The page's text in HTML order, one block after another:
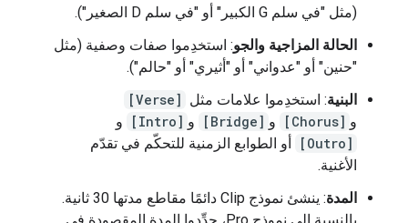
(مثل "في سلم G الكبير" أو "في سلم D الصغير").
الحالة المزاجية والجو: استخدِموا صفات وصفية (مثل
"حنين" أو "عدواني" أو "أثيري" أو "حالم").
البنية: استخدِموا علامات مثل [Verse]
و [Chorus] و [Bridge] و [Intro]
و
[Outro]
أو الطوابع الزمنية للتحكّم في تقدّم
الأغنية.
المدة
: ينشئ نموذج Clip دائمًا مقاطع مدتها 30 ثانية.